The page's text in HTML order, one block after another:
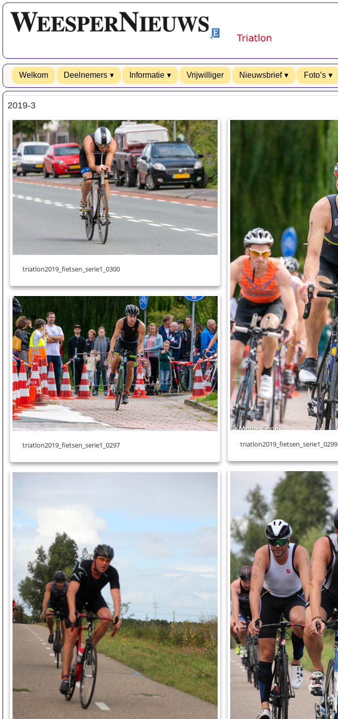
Welkom Deelnemers Informatie Vrijwilliger Nieuwsbrief Foto’s
2019-3
triatlon2019_fietsen_serie1_0300
triatlon2019_fietsen_serie1_0299
triatlon2019_fietsen_serie1_0297